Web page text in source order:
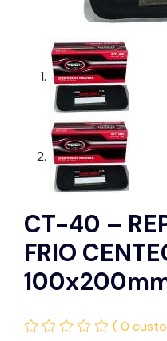
CT-40 –
FRIO
( 0